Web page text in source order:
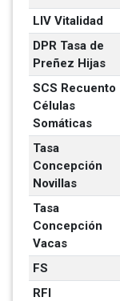
LIV Vitalidad
DPR Tasa de
Preñez Hijas
SCS Recuento
Células
Somáticas
Tasa
Concepción
Novillas
Tasa
Concepción
Vacas
FS
RFI